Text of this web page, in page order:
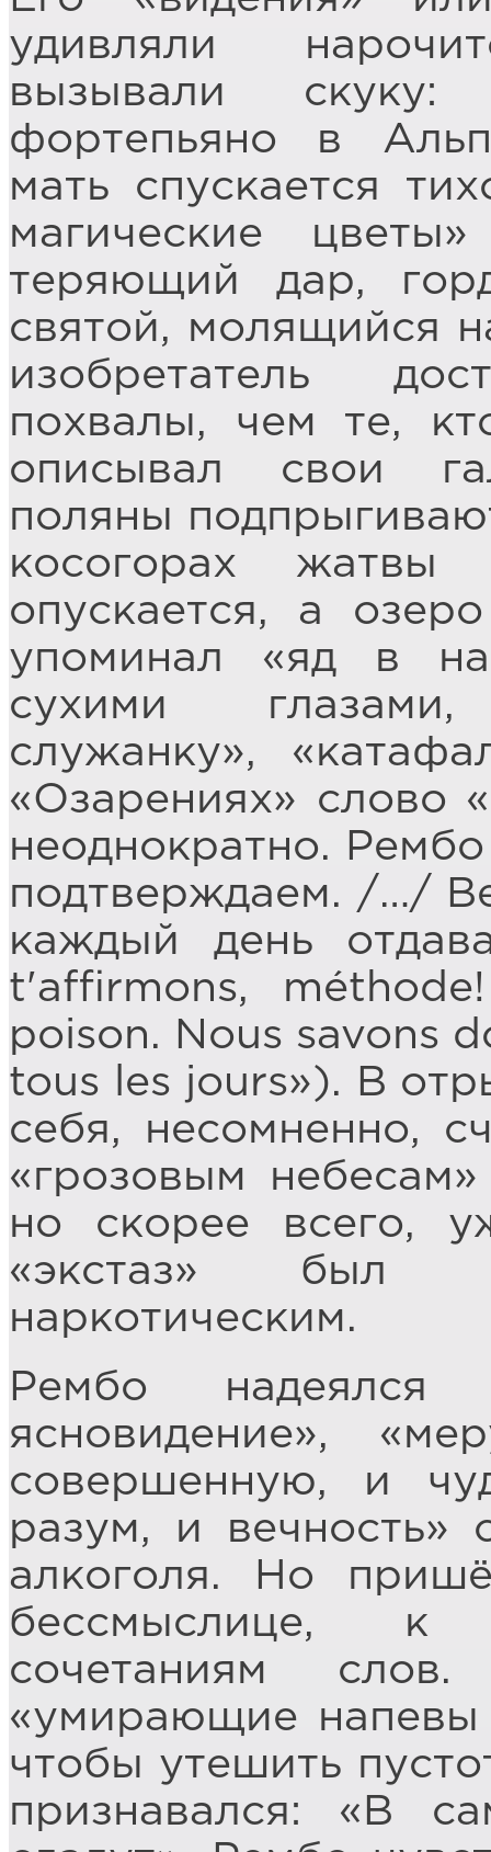
удивляли
вызывали скуку:
фортепьяно в
мать спускается
магические
теряющий дар,
святой, молящийся
изобретатель
похвалы, чем те,
описывал свои
поляны
косогорах жатвы
опускается, а
упоминал «яд в
сухими
служанку»,
«Озарениях» слово
неоднократно.
подтверждаем. /…/
каждый день
t'affirmons,
poison. Nous savons
tous les jours»). В
себя, несомненно,
«грозовым
но скорее всего,
«экстаз» был
наркотическим.
Рембо надеялся
ясновидение»,
совершенную, и
разум, и
алкоголя. Но
бессмыслице, к
сочетаниям
«умирающие
чтобы утешить
признавался: «В